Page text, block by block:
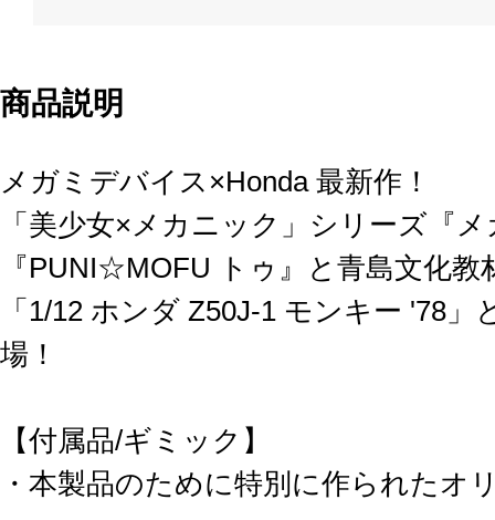
商品説明
メガミデバイス×Honda 最新作！
「美少女×メカニック」シリーズ『
『PUNI☆MOFU トゥ』と青島文化
「1/12 ホンダ Z50J-1 モンキー '78
場！
【付属品/ギミック】
・本製品のために特別に作られたオ